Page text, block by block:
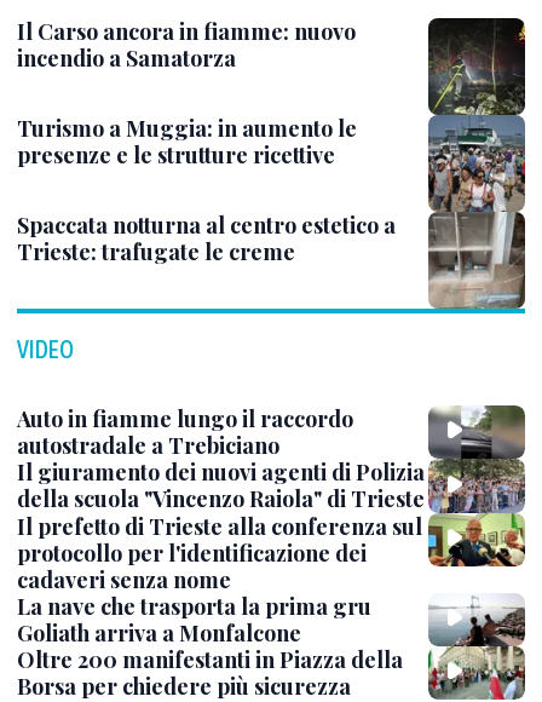
Il Carso ancora in fiamme: nuovo
incendio a Samatorza
Turismo a Muggia: in aumento le
presenze e le strutture ricettive
Spaccata notturna al centro estetico a
Trieste: trafugate le creme
VIDEO
Auto in fiamme lungo il raccordo
autostradale a Trebiciano
Il giuramento dei nuovi agenti di Polizia
della scuola "Vincenzo Raiola" di Trieste
Il prefetto di Trieste alla conferenza sul
protocollo per l'identificazione dei
cadaveri senza nome
La nave che trasporta la prima gru
Goliath arriva a Monfalcone
Oltre 200 manifestanti in Piazza della
Borsa per chiedere più sicurezza